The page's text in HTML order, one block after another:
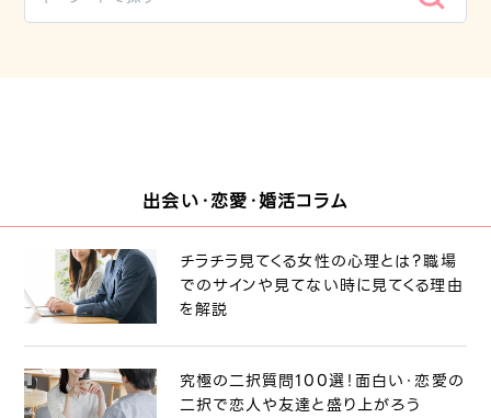
出会い・恋愛・婚活コラム
チラチラ見てくる女性の心理とは？職場
でのサインや見てない時に見てくる理由
を解説
究極の二択質問100選！面白い・恋愛の
二択で恋人や友達と盛り上がろう